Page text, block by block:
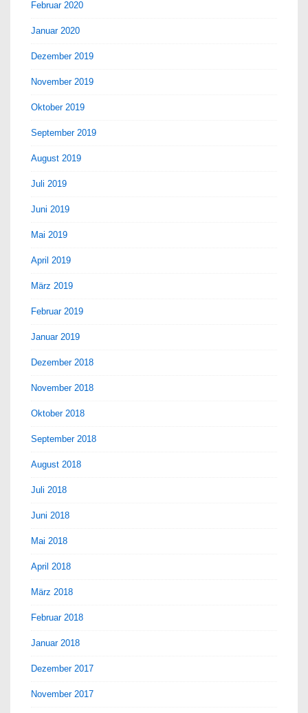
Februar 2020
Januar 2020
Dezember 2019
November 2019
Oktober 2019
September 2019
August 2019
Juli 2019
Juni 2019
Mai 2019
April 2019
März 2019
Februar 2019
Januar 2019
Dezember 2018
November 2018
Oktober 2018
September 2018
August 2018
Juli 2018
Juni 2018
Mai 2018
April 2018
März 2018
Februar 2018
Januar 2018
Dezember 2017
November 2017